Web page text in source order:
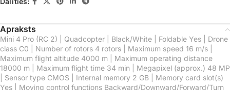
Apraksts
Mini 4 Pro (RC 2) | Quadcopter | Black/White | Foldable Yes | Drone
class C0 | Number of rotors 4 rotors | Maximum speed 16 m/s |
Maximum flight altitude 4000 m | Maximum operating distance
18000 m | Maximum flight time 34 min | Megapixel (approx.) 48 MP
| Sensor type CMOS | Internal memory 2 GB | Memory card slot(s)
Yes | Moving control functions Backward/Downward/Forward/Turn